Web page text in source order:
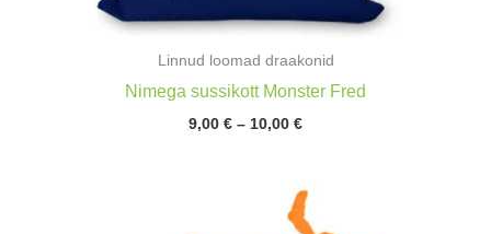
Linnud loomad draakonid
Nimega sussikott Monster Fred
9,00 € – 10,00 €Hinnavahemik: